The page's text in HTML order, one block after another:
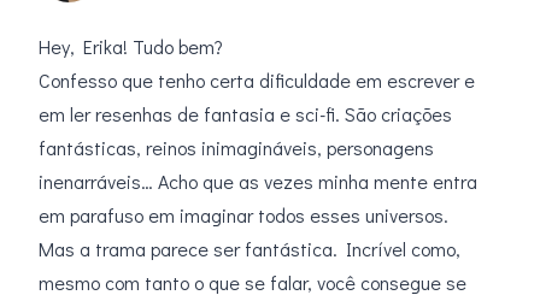
Hey, Erika! Tudo bem?
Confesso que tenho certa dificuldade em escrever e
em ler resenhas de fantasia e sci-fi. São criações
fantásticas, reinos inimagináveis, personagens
inenarráveis… Acho que as vezes minha mente entra
em parafuso em imaginar todos esses universos.
Mas a trama parece ser fantástica. Incrível como,
mesmo com tanto o que se falar, você consegue se